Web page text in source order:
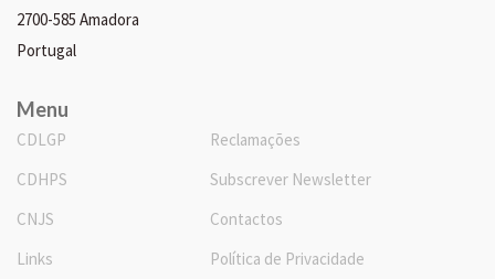
2700-585 Amadora
Portugal
Menu
CDLGP
CDHPS
CNJS
Links
Reclamações
Subscrever Newsletter
Contactos
Política de Privacidade